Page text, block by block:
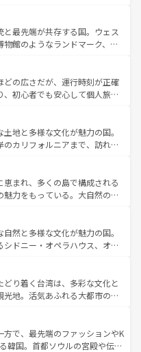
あるランス、プロヴァンスの
多彩な楽しみ方が可能だ。さ
魅力が溢れており、どの街角に
れで全く異なる文化を体験で
新着のフランス情報はコンテンツ一覧
いても飽きることがない。ベ
ルン州のアルプスの絶景、そ
畑といった風景は必見。ビール
ほしい。 なお、新着の
覧を参照してほしい。
最先端が共存する国。ウェス
物館のようなランドマーク、歴
。また、優雅なアフタヌーン
まらない英国パブ、サッカー観
る体験も豊富。イギリスを旅
どの広さだが、運行時刻が正確
初心者でも安心して個人旅行
スイスならではのユニークな
だけでなく町歩きも満喫する
高いため物価も高いが、旅行
こともできる。 なお、新
ツ一覧 を参照してほしい。
地と多様な文化が魅力の国。
カリフォルニアまで、訪れる
ショッピング、エンターテイ
スポットだ。一方、アメリカ
グランドキャニオンやイエロー
音楽と美食が融合した独特の
カの各地域で異なる魅力を楽
かな歴史を感じることができ
着のアメリカ
照してほしい。
まれ、多くの島で構成される
力をもっている。大自然の神
定番の観光地といえばオアフ
ならマウイ島やカウアイ島が
ンに輝く海をはじめ、豊かな
人々を迎えてくれるハワイの
ードやハワイアンミュージッ
、すべてがハワイの魅力を彩
ハワイ情報
てほしい。
然と多様な文化が魅力の国。
ドニー・オペラハウス、オー
びえるウルル（エアーズロッ
生林やケアンズの熱帯雨林な
た、カフェやワイン、オージ
しており、サーフィンやダイ
ウトドア好きにはたまらな
な魅力を存分に味わいつくそ
り着く台湾は、多彩な文化と
地。活気あふれる大都市の台
る台湾東部など、都市の喧騒
おり、訪れる人に新しい発見と
た、奥深い台湾の食文化も魅
方で、最先端のファッションやK
韓国。首都ソウルの宮殿や伝統